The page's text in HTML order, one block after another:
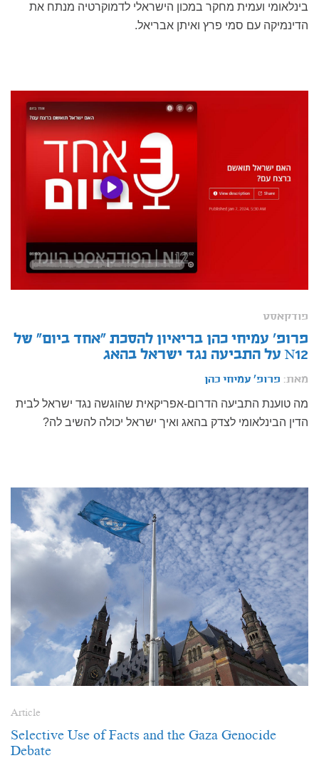
בינלאומי ועמית מחקר במכון הישראלי לדמוקרטיה מנתח את
הדינמיקה עם סמי פרץ ואיתן אבריאל.
פודקאסט
פרופ' עמיחי כהן בריאיון להסכת "אחד ביום" של
N12 על התביעה נגד ישראל בהאג
מאת: פרופ' עמיחי כהן
מה טוענת התביעה הדרום-אפריקאית שהוגשה נגד ישראל לבית
הדין הבינלאומי לצדק בהאג ואיך ישראל יכולה להשיב לה?
Article
Selective Use of Facts and the Gaza Genocide
Debate